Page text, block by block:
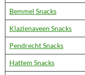
Bemmel Snacks
Klazienaveen Snacks
Pendrecht Snacks
Hattem Snacks